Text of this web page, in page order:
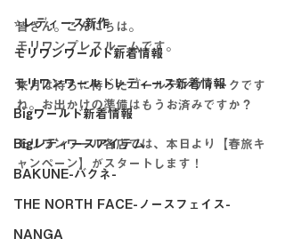
⭐レディース新作
モリワンワールド新着情報
モリワンワールドレディース新着情報
Bigワールド新着情報
Bigレディースアイテム
BAKUNE-バクネ-
THE NORTH FACE-ノースフェイス-
NANGA
皆さん。こんにちは。
モリワンプレスルームです。
来月は待ちに待ったゴールデンウィークです
ね。お出かけの準備はもうお済みですか？
モリワンワール各店では、本日より【春旅キ
ャンペーン】がスタートします！